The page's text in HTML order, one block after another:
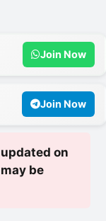
Join Now
Join Now
on
be